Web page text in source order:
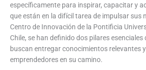
específicamente para inspirar, capacitar y
que están en la difícil tarea de impulsar sus
Centro de Innovación de la Pontificia
Chile, se han definido dos pilares
buscan entregar conocimientos relevantes
emprendedores en su camino.